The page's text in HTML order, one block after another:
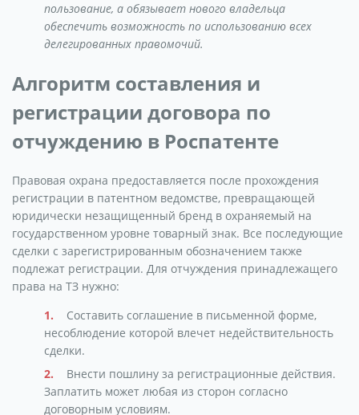
пользование, а обязывает нового владельца
обеспечить возможность по использованию всех
делегированных правомочий.
Алгоритм составления и
регистрации договора по
отчуждению в Роспатенте
Правовая охрана предоставляется после прохождения
регистрации в патентном ведомстве, превращающей
юридически незащищенный бренд в охраняемый на
государственном уровне товарный знак. Все последующие
сделки с зарегистрированным обозначением также
подлежат регистрации. Для отчуждения принадлежащего
права на ТЗ нужно:
Составить соглашение в письменной форме,
несоблюдение которой влечет недействительность
сделки.
Внести пошлину за регистрационные действия.
Заплатить может любая из сторон согласно
договорным условиям.